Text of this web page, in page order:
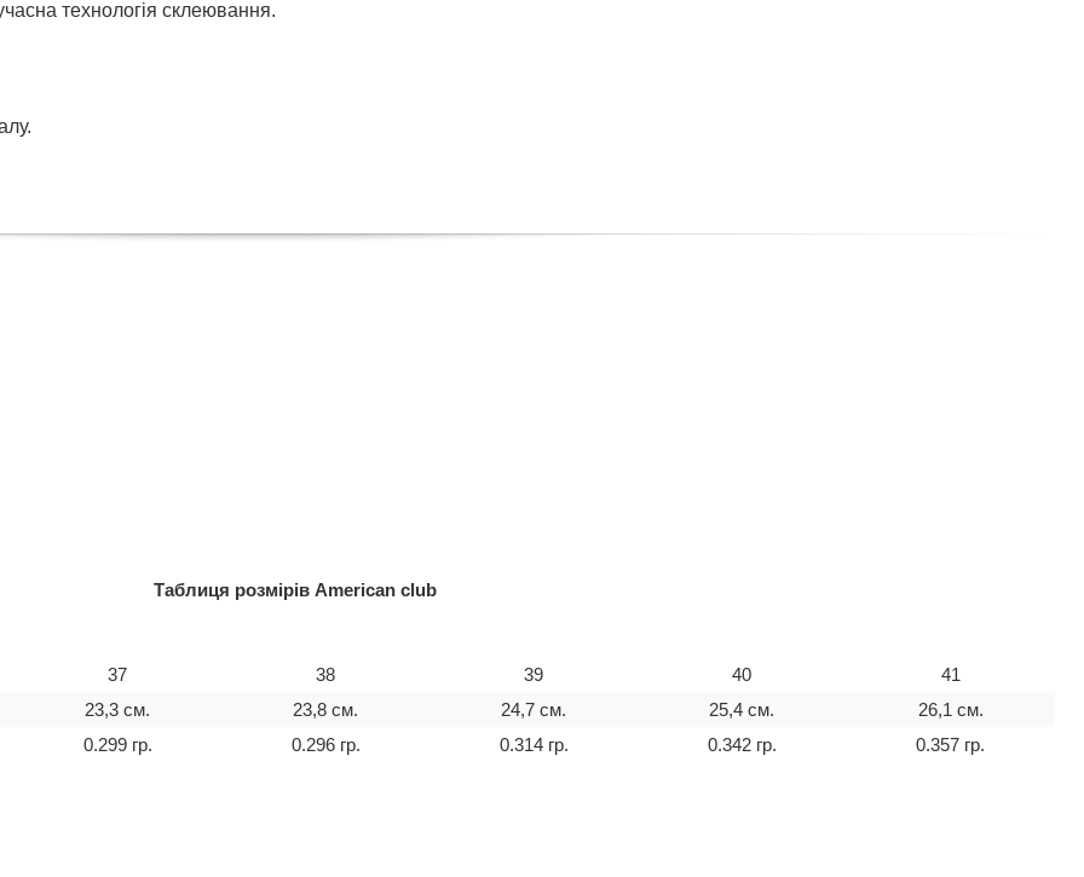
технологія склеювання.
Таблиця розмірів American club
37 38 39 40
41
23,3 см.
23,8 см. 24,7 см. 25,4 см.
26,1 см.
0.299 гр.
0.296 гр. 0.314 гр. 0.342 гр. 0.357 гр.